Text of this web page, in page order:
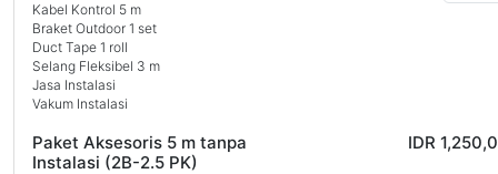
Kabel Kontrol 5 m
Braket Outdoor 1 set
Duct Tape 1 roll
Selang Fleksibel 3 m
Jasa Instalasi
Vakum Instalasi
Paket Aksesoris 5 m tanpa
Instalasi (2B-2.5 PK)
IDR